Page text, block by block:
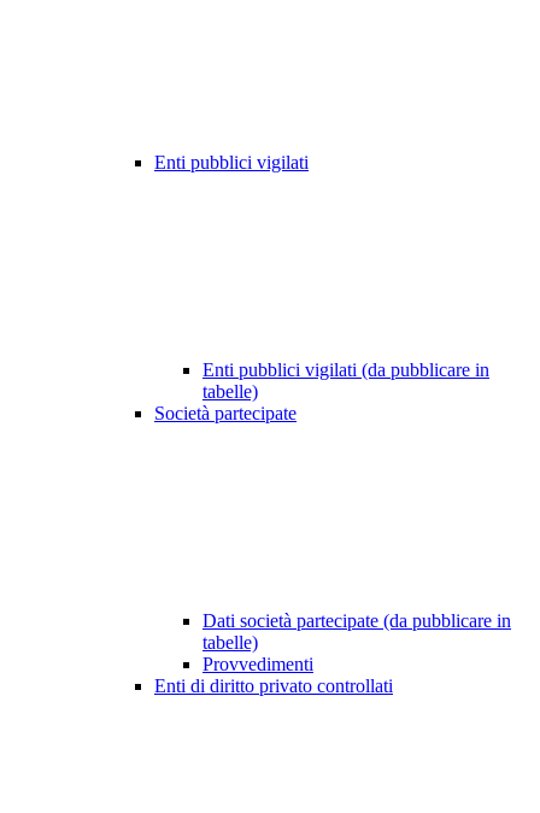
Enti pubblici vigilati
Enti pubblici vigilati (da pubblicare in
tabelle)
Società partecipate
Dati società partecipate (da pubblicare in
tabelle)
Provvedimenti
Enti di diritto privato controllati